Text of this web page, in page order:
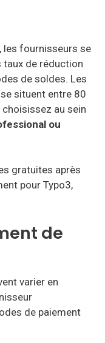
les fournisseurs se
de réduction
de soldes. Les
situent entre 80
choisissez au sein
ou
gratuites après
pour Typo3,
de
varier en
de paiement